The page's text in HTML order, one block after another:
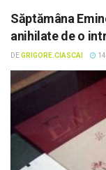
Săptămâna
anihilate de o
DEGRIGORE.CIASCAI